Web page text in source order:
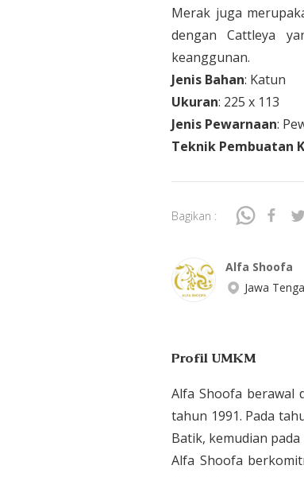
Merak juga
dengan Cattleya
keanggunan.
Jenis Bahan: Katun
Ukuran: 225 x 113
Jenis Pewarnaan:
Teknik Pembuatan
Bagikan :
Alfa Shoofa
Jawa
Profil UMKM
Alfa Shoofa berawal
tahun 1991. Pada
Batik, kemudian
Alfa Shoofa